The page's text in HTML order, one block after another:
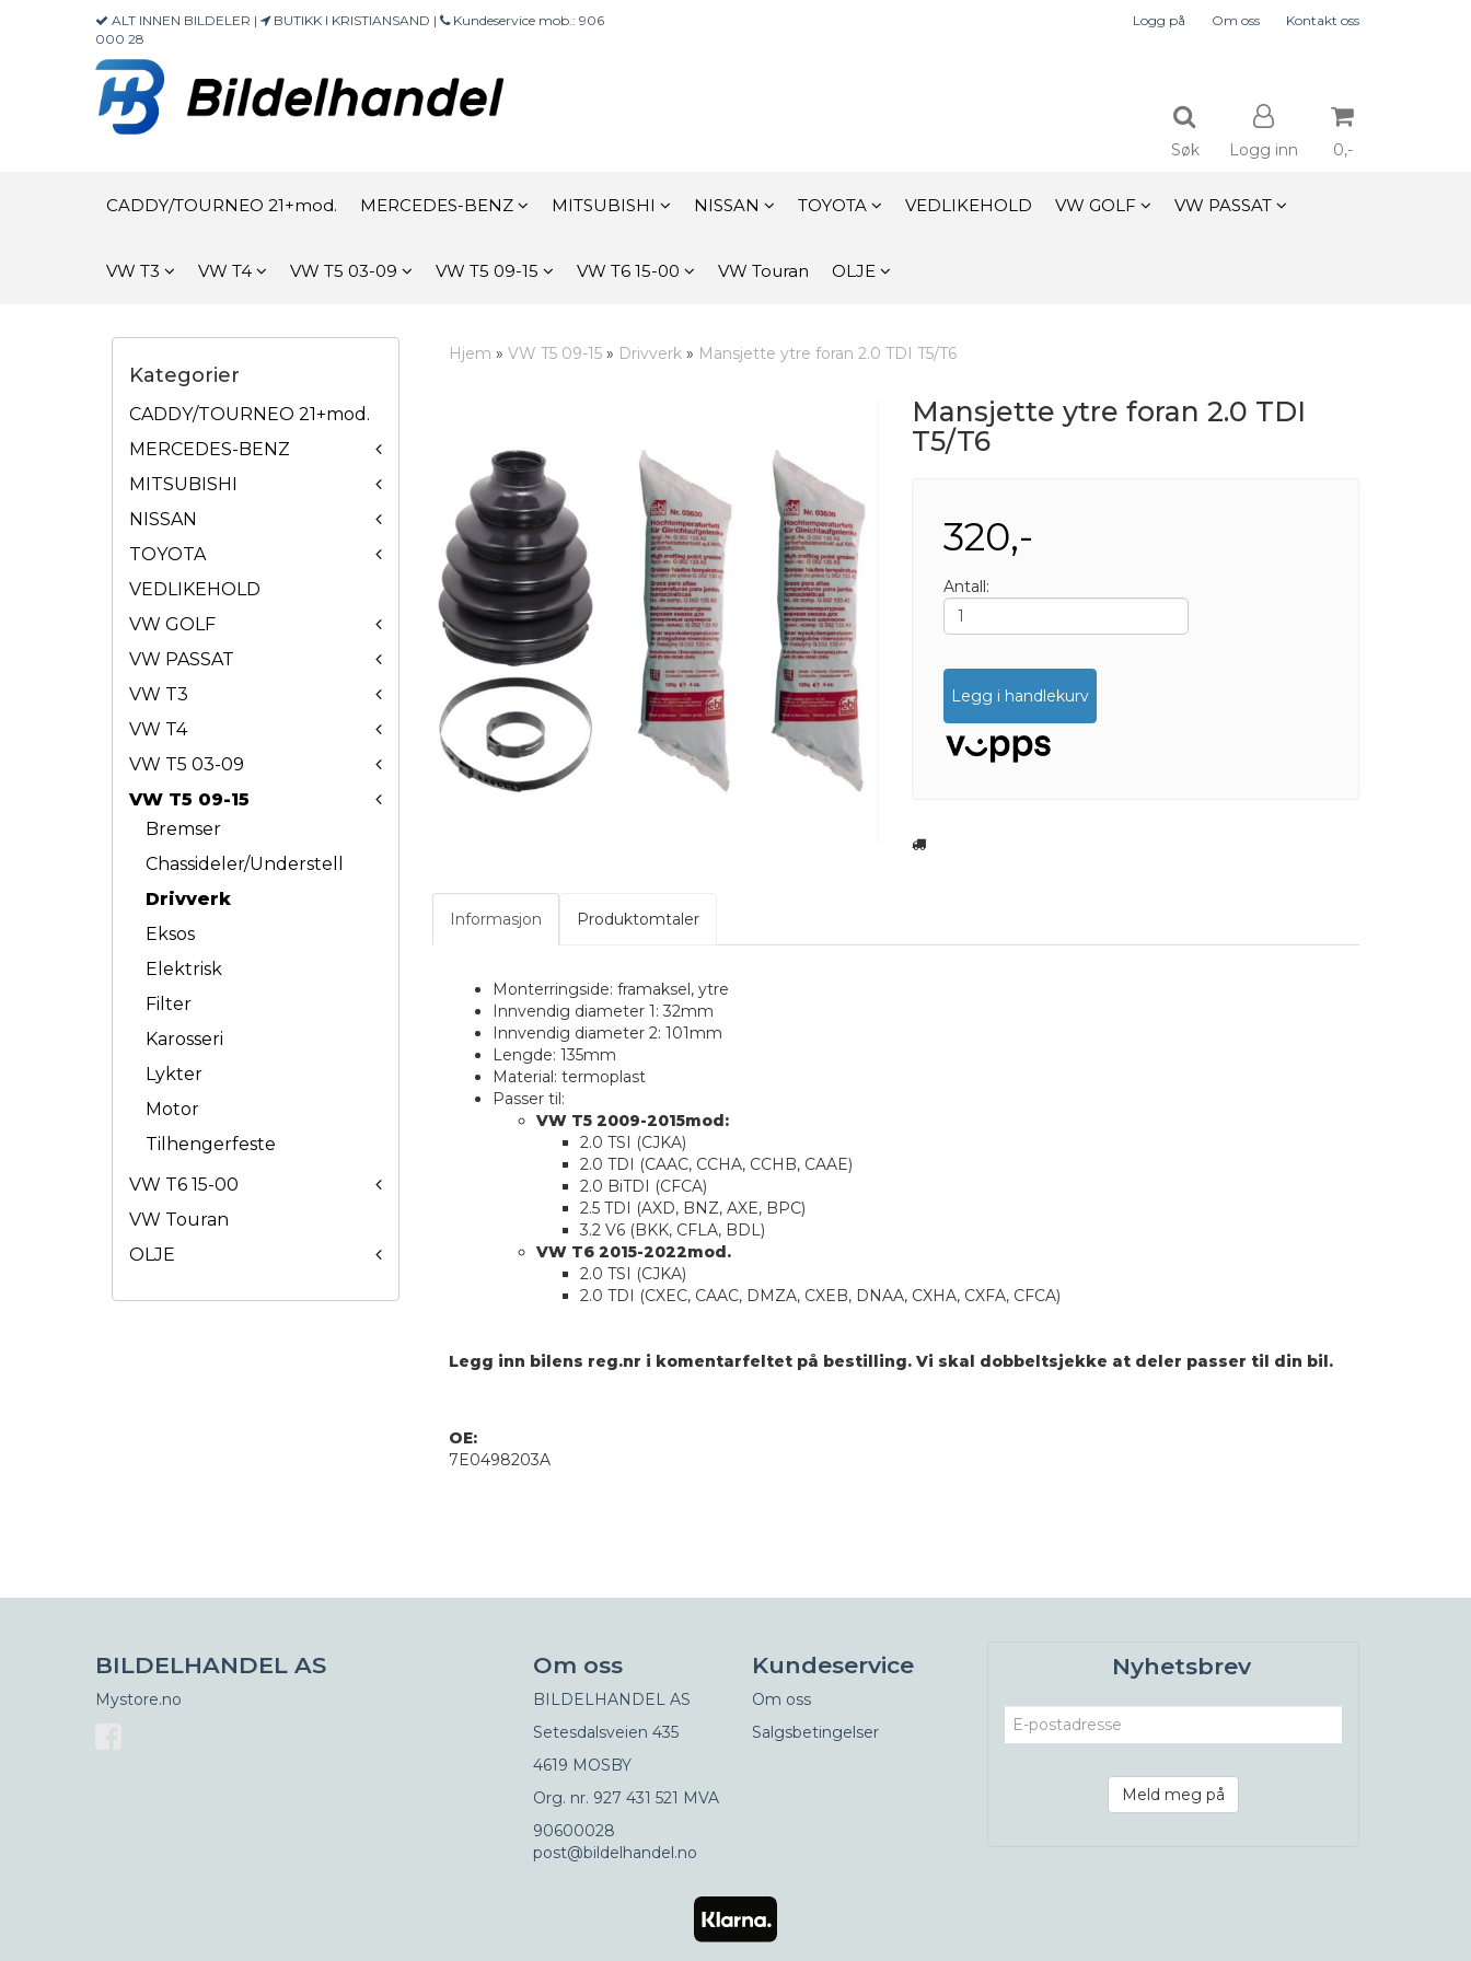
ALT INNEN BILDELER | BUTIKK I KRISTIANSAND |
Kundeservice mob.: 906
000 28
Logg på Om oss Kontakt oss
Søk Logg inn 0,-
CADDY/TOURNEO 21+mod. MERCEDES-BENZ MITSUBISHI NISSAN TOYOTA VEDLIKEHOLD VW GOLF VW PASSAT
VW T3 VW T4 VW T5 03-09 VW T5 09-15 VW T6 15-00 VW Touran OLJE
Kategorier
CADDY/TOURNEO 21+mod.
MERCEDES-BENZ
MITSUBISHI
NISSAN
TOYOTA
VEDLIKEHOLD
VW GOLF
VW PASSAT
VW T3
VW T4
VW T5 03-09
VW T5 09-15
Bremser
Chassideler/Understell
Drivverk
Eksos
Elektrisk
Filter
Karosseri
Lykter
Motor
Tilhengerfeste
VW T6 15-00
VW Touran
OLJE
Hjem » VW T5 09-15» Drivverk» Mansjette ytre foran 2.0 TDI T5/T6
Mansjette ytre foran 2.0 TDI
T5/T6
320,-
Antall:
Legg i handlekurv
Informasjon Produktomtaler
Monterringside: framaksel, ytre
Innvendig diameter 1: 32mm
Innvendig diameter 2: 101mm
Lengde: 135mm
Material: termoplast
Passer til:
VW T5 2009-2015mod:
2.0 TSI (CJKA)
2.0 TDI (CAAC, CCHA, CCHB, CAAE)
2.0 BiTDI (CFCA)
2.5 TDI (AXD, BNZ, AXE, BPC)
3.2 V6 (BKK, CFLA, BDL)
VW T6 2015-2022mod.
2.0 TSI (CJKA)
2.0 TDI (CXEC, CAAC, DMZA, CXEB, DNAA, CXHA, CXFA, CFCA)
Legg inn bilens reg.nr i komentarfeltet på bestilling. Vi skal dobbeltsjekke at deler passer til din bil.
OE:
7E0498203A
BILDELHANDEL AS
Mystore.no
Om oss
BILDELHANDEL AS
Setesdalsveien 435
4619 MOSBY
Org. nr. 927 431 521 MVA
90600028
post@bildelhandel.no
Kundeservice
Om oss
Salgsbetingelser
Nyhetsbrev
Meld meg på